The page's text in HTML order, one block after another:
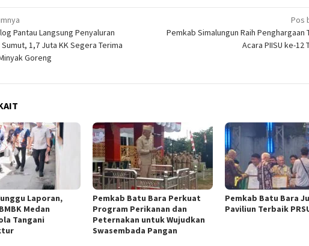
Pantau Langsung Penyaluran
1,7 Juta KK Segera Terima
Goreng
Pos
Pemkab Simalungun Raih Penghargaan
Acara PIISU ke-12
Laporan,
Medan
Tangani
Pemkab Batu Bara Perkuat
Program Perikanan dan
Peternakan untuk Wujudkan
Swasembada Pangan
Pemkab Batu Bara
Paviliun Terbaik